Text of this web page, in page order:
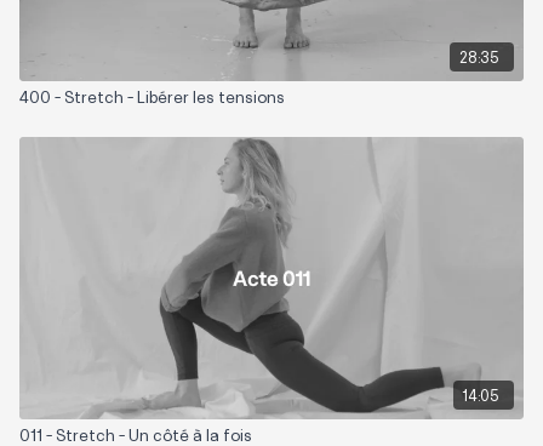
28:35
400 - Stretch - Libérer les tensions
14:05
011 - Stretch - Un côté à la fois